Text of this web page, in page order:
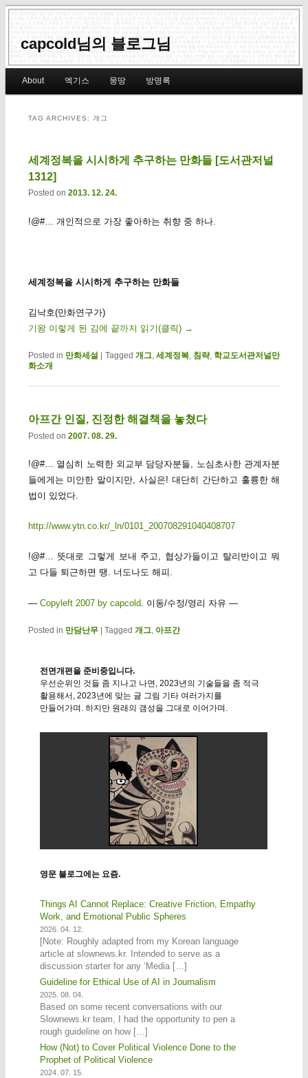
capcold님의 블로그님
Skip to primary content
Skip to secondary content
About 엑기스 몽땅 방명록
TAG ARCHIVES: 개그
세계정복을 시시하게 추구하는 만화들 [도서관저널
1312]
Posted on 2013. 12. 24.
!@#… 개인적으로 가장 좋아하는 취향 중 하나.
세계정복을 시시하게 추구하는 만화들
김낙호(만화연구가)
기왕 이렇게 된 김에 끝까지 읽기(클릭) →
Posted in 만화세설 Tagged 개그, 세계정복, 침략, 학교도서관저널만
화소개
아프간 인질, 진정한 해결책을 놓쳤다
Posted on 2007. 08. 29.
!@#… 열심히 노력한 외교부 담당자분들, 노심초사한 관계자분
들에게는 미안한 말이지만, 사실은! 대단히 간단하고 훌륭한 해
법이 있었다.
http://www.ytn.co.kr/_ln/0101_200708291040408707
!@#… 뜻대로 그렇게 보내 주고, 협상가들이고 탈리반이고 뭐
고 다들 퇴근하면 땡. 너도나도 해피.
— Copyleft 2007 by capcold. 이동/수정/영리 자유 —
Posted in 만담난무 | Tagged 개그 아프간
전면개편을 준비중입니다.
우선순위인 것들 좀 지나고 나면, 2023년의 기술들을 좀 적극
활용해서, 2023년에 맞는 글 그림 기타 여러가지를
만들어가며. 하지만 원래의 갬성을 그대로 이어가며.
영문 블로그에는 요즘.
Things AI Cannot Replace: Creative Friction, Empathy
Work, and Emotional Public Spheres
2026. 04. 12.
[Note: Roughly adapted from my Korean language
article at slownews.kr. Intended to serve as a
discussion starter for any ‘Media […]
Guideline for Ethical Use of AI in Journalism
2025. 08. 04.
Based on some recent conversations with our
Slownews.kr team, I had the opportunity to pen a
rough guideline on how […]
How (Not) to Cover Political Violence Done to the
Prophet of Political Violence
2024. 07. 15.